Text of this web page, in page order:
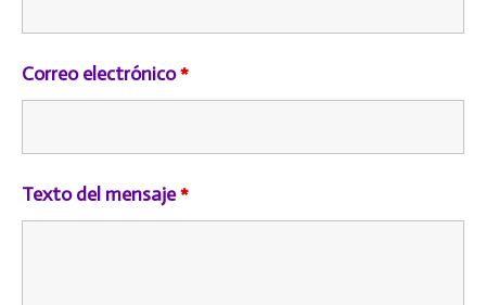
Correo electrónico*
Texto del mensaje*